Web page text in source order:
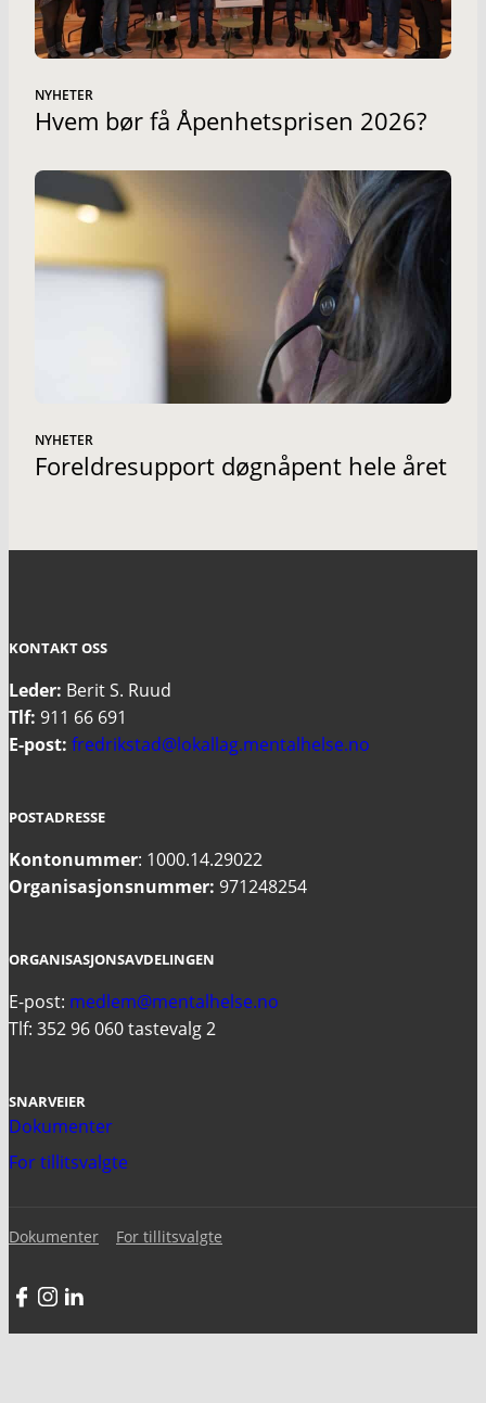
NYHETER
Hvem bør få Åpenhetsprisen 2026?
NYHETER
Foreldresupport døgnåpent hele året
KONTAKT OSS
Leder: Berit S. Ruud
Tlf: 911 66 691
E-post: fredrikstad@lokallag.mentalhelse.no
POSTADRESSE
Kontonummer: 1000.14.29022
Organisasjonsnummer: 971248254
ORGANISASJONSAVDELINGEN
E-post: medlem@mentalhelse.no
Tlf: 352 96 060 tastevalg 2
SNARVEIER
Dokumenter
For tillitsvalgte
Dokumenter For tillitsvalgte